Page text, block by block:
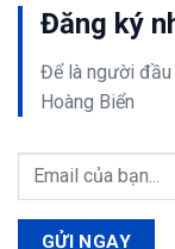
Đăng ký
Để là người
Hoàng Biển